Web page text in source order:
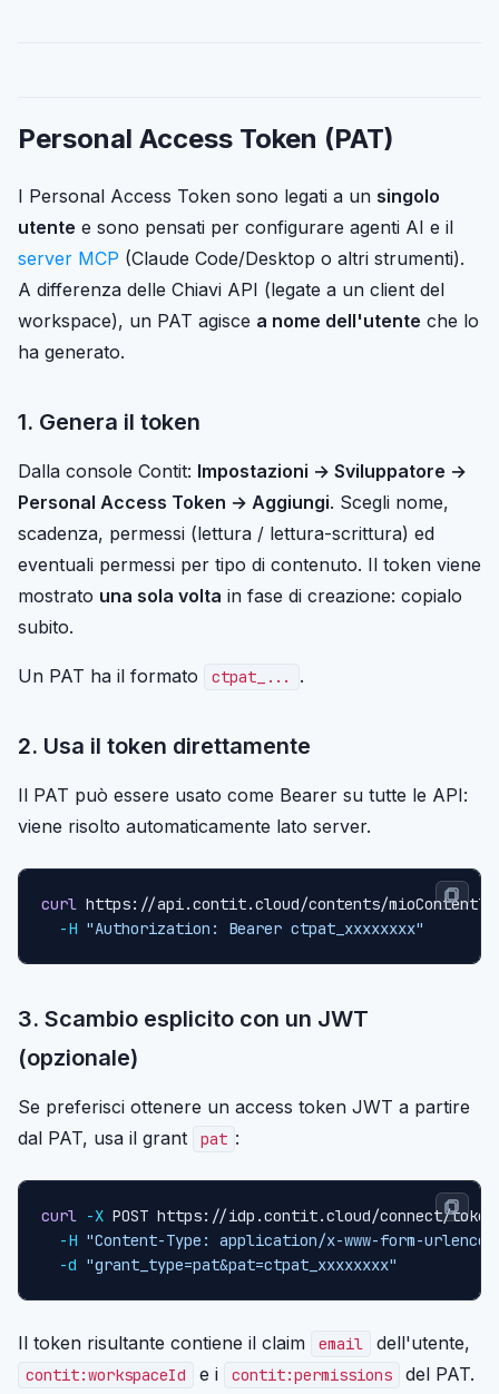
Personal Access Token (PAT)
I Personal Access Token sono legati a un singolo
utente e sono pensati per configurare agenti AI e il
server MCP (Claude Code/Desktop o altri strumenti).
A differenza delle Chiavi API (legate a un client del
workspace), un PAT agisce a nome dell'utente che lo
ha generato.
1. Genera il token
Dalla console Contit: Impostazioni → Sviluppatore →
Personal Access Token → Aggiungi. Scegli nome,
scadenza, permessi (lettura / lettura-scrittura) ed
eventuali permessi per tipo di contenuto. Il token viene
mostrato una sola volta in fase di creazione: copialo
subito.
Un PAT ha il formato ctpat_... .
2. Usa il token direttamente
Il PAT può essere usato come Bearer su tutte le API:
viene risolto automaticamente lato server.
curl https://api.contit.cloud/contents/
-H "Authorization: Bearer ctpat_xxxxxxxx"
3. Scambio esplicito con un JWT
(opzionale)
Se preferisci ottenere un access token JWT a partire
dal PAT, usa il grant
pat :
curl -X POST https://idp.contit.cloud/connect/
-H "Content-Type: application/x-www-form-
-d "grant_type=pat&pat=ctpat_xxxxxxxx"
Il token risultante contiene il claim email dell'utente,
contit:workspaceId e i contit:permissions del PAT.